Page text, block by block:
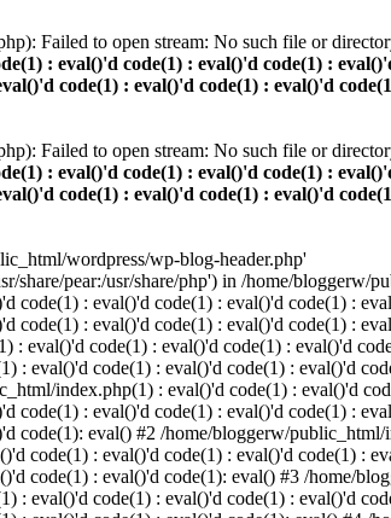
Failed to open stream: No such file or
: eval()'d code(1) : eval()'d code(1) :
code(1) : eval()'d code(1) : eval()'d
Failed to open stream: No such file or
: eval()'d code(1) : eval()'d code(1) :
code(1) : eval()'d code(1) : eval()'d
wordpress/wp-blog-header.php'
share/pear:/usr/share/php') in /home/
code(1) : eval()'d code(1) : eval()'d code(1) :
code(1) : eval()'d code(1) : eval()'d code(1) :
eval()'d code(1) : eval()'d code(1) : eval()'d
: eval()'d code(1) : eval()'d code(1) : eval()'d
index.php(1) : eval()'d code(1) : eval()'d
code(1) : eval()'d code(1) : eval()'d code(1) :
code(1): eval() #2 /home/bloggerw/
code(1) : eval()'d code(1) : eval()'d code(1) :
code(1) : eval()'d code(1): eval() #3 /home/
: eval()'d code(1) : eval()'d code(1) : eval()'d